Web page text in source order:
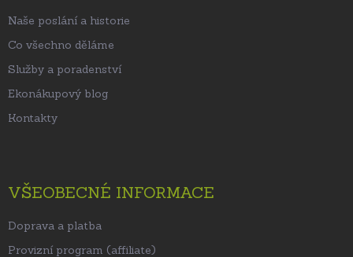
Naše poslání a historie
Co všechno děláme
Služby a poradenství
Ekonákupový blog
Kontakty
VŠEOBECNÉ INFORMACE
Doprava a platba
Provizní program (affiliate)